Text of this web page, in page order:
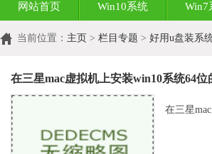
网站首页 Win10系统 Win7
当前位置： 主页 > 栏目专题 > 好用u盘装系
在三星mac虚拟机上安装win10系统64位
在三星